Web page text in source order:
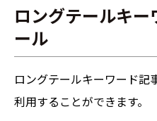
ロングテールキ
ール
ロングテールキーワード記
利用することができます。